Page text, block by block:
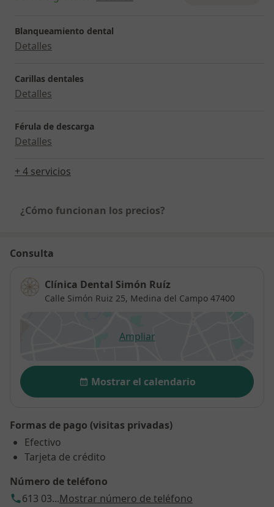
Blanqueamiento dental
Detalles
Carillas dentales
Detalles
Férula de descarga
Detalles
+ 4 servicios
¿Cómo funcionan los precios?
Consulta
Clínica Dental Simón Ruíz
Calle Simón Ruiz 25, Medina del Campo 47400
Ampliarse abre en una nueva
Disponibilidad
Mostrar el calendario
Formas de pago (visitas privadas)
Efectivo
Tarjeta de crédito
Número de teléfono
613 03...Mostrar número de teléfono